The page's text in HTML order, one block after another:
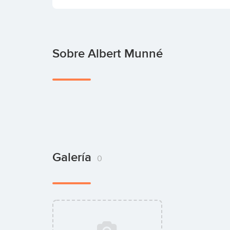
Sobre Albert Munné
Galería 0